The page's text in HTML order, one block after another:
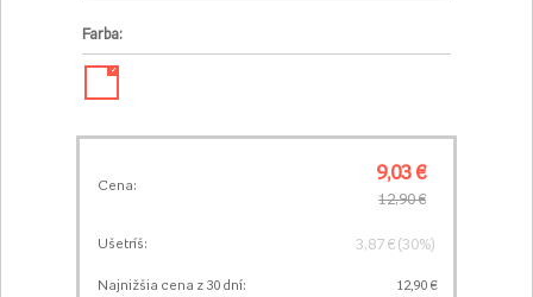
Farba:
✓
Cena:
9,03 €
12,90 €
Ušetríš: 3,87 € (30%)
Najnižšia cena z 30 dní: 12,90 €